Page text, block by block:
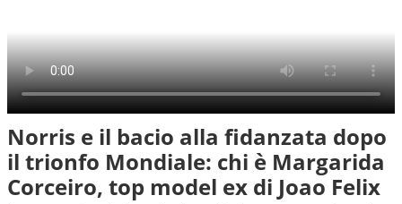
Norris e il bacio alla fidanzata dopo
il trionfo Mondiale: chi è Margarida
Corceiro, top model ex di Joao Felix